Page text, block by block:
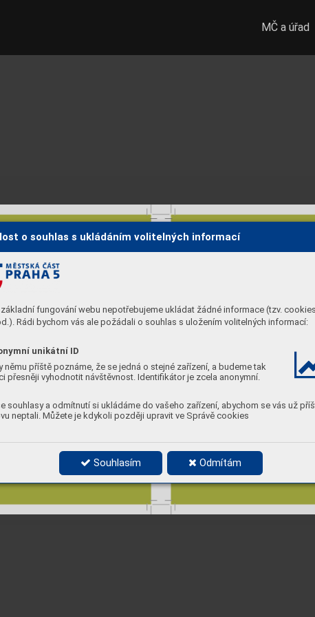
o souhlas s ukládáním volitelných informací
základní fungování webu nepotřebujeme ukládat žádné informace (tzv.
Rádi bychom vás ale požádali o souhlas s uložením volitelných informací:
unikátní ID
němu příště poznáme, že se jedná o stejné zařízení, a budeme tak
přesněji vyhodnotit návštěvnost. Identifikátor je zcela anonymní.
souhlasy a odmítnutí si ukládáme do vašeho zařízení, abychom se vás už
neptali. Můžete je kdykoli později upravit ve Správě cookies
Souhlasím Odmítám
MČ a úřad